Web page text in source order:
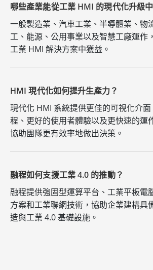
哪些產業能從工業 HMI 的現代化升級
一般製造業、汽車工業、半導體業、物
工、能源、公用事業以及智慧工廠運作
工業 HMI 解決方案中獲益。
HMI 現代化如何提升生產力？
現代化 HMI 系統提供更佳的可視化介
程、更好的使用者體驗以及更快速的運
協助團隊更有效率地做出決策。
融程如何支援工業 4.0 的推動？
融程提供強固型運算平台、工業平板電
方案和工業聯網技術，協助企業建構具
造與工業 4.0 基礎設施。